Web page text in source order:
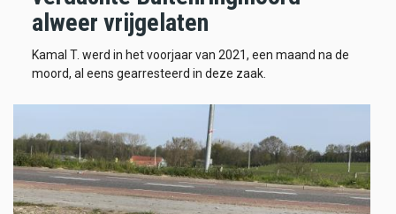
alweer vrijgelaten
Kamal T. werd in het voorjaar van 2021, een maand na de
moord, al eens gearresteerd in deze zaak.